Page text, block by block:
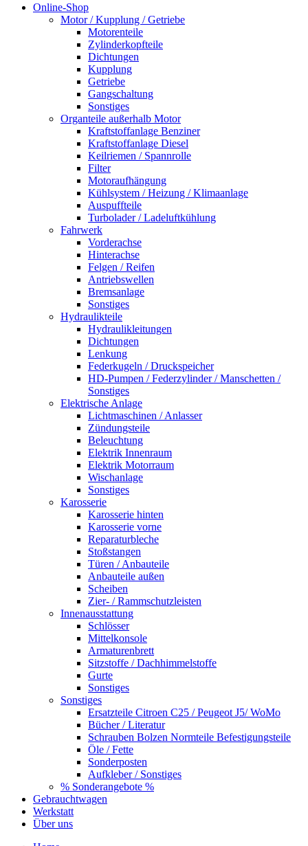
Online-Shop
Motor / Kupplung / Getriebe
Motorenteile
Zylinderkopfteile
Dichtungen
Kupplung
Getriebe
Gangschaltung
Sonstiges
Organteile außerhalb Motor
Kraftstoffanlage Benziner
Kraftstoffanlage Diesel
Keilriemen / Spannrolle
Filter
Motoraufhängung
Kühlsystem / Heizung / Klimaanlage
Auspuffteile
Turbolader / Ladeluftkühlung
Fahrwerk
Vorderachse
Hinterachse
Felgen / Reifen
Antriebswellen
Bremsanlage
Sonstiges
Hydraulikteile
Hydraulikleitungen
Dichtungen
Lenkung
Federkugeln / Druckspeicher
HD-Pumpen / Federzylinder / Manschetten /
Sonstiges
Elektrische Anlage
Lichtmaschinen / Anlasser
Zündungsteile
Beleuchtung
Elektrik Innenraum
Elektrik Motorraum
Wischanlage
Sonstiges
Karosserie
Karosserie hinten
Karosserie vorne
Reparaturbleche
Stoßstangen
Türen / Anbauteile
Anbauteile außen
Scheiben
Zier- / Rammschutzleisten
Innenausstattung
Schlösser
Mittelkonsole
Armaturenbrett
Sitzstoffe / Dachhimmelstoffe
Gurte
Sonstiges
Sonstiges
Ersatzteile Citroen C25 / Peugeot J5/ WoMo
Bücher / Literatur
Schrauben Bolzen Normteile Befestigungsteile
Öle / Fette
Sonderposten
Aufkleber / Sonstiges
% Sonderangebote %
Gebrauchtwagen
Werkstatt
Über uns